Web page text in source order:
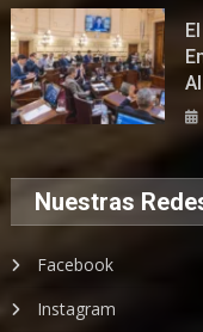
Nuestras
Facebook
Instagram